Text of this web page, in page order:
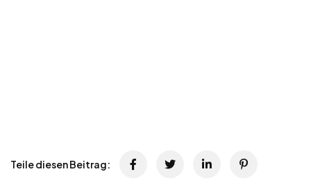
Teile diesen Beitrag: